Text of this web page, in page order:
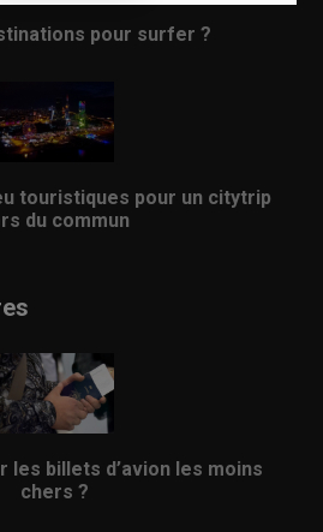
pour surfer ?
touristiques pour un citytrip
du commun
les billets d’avion les moins
chers ?